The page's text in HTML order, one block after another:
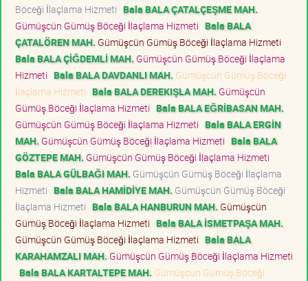
Böceği İlaçlama Hizmeti Bala BALA ÇATALÇEŞME MAH.
Gümüşcün Gümüş Böceği İlaçlama Hizmeti Bala BALA
ÇATALÖREN MAH. Gümüşcün Gümüş Böceği İlaçlama Hizmeti
Bala BALA ÇİĞDEMLİ MAH. Gümüşcün Gümüş Böceği İlaçlama
Hizmeti Bala BALA DAVDANLI MAH. Gümüşcün Gümüş Böceği
İlaçlama Hizmeti Bala BALA DEREKIŞLA MAH. Gümüşcün
Gümüş Böceği İlaçlama Hizmeti Bala BALA EĞRİBASAN MAH.
Gümüşcün Gümüş Böceği İlaçlama Hizmeti Bala BALA ERGİN
MAH. Gümüşcün Gümüş Böceği İlaçlama Hizmeti Bala BALA
GÖZTEPE MAH. Gümüşcün Gümüş Böceği İlaçlama Hizmeti
Bala BALA GÜLBAĞI MAH. Gümüşcün Gümüş Böceği İlaçlama
Hizmeti Bala BALA HAMİDİYE MAH. Gümüşcün Gümüş Böceği
İlaçlama Hizmeti Bala BALA HANBURUN MAH. Gümüşcün
Gümüş Böceği İlaçlama Hizmeti Bala BALA İSMETPAŞA MAH.
Gümüşcün Gümüş Böceği İlaçlama Hizmeti Bala BALA
KARAHAMZALI MAH. Gümüşcün Gümüş Böceği İlaçlama Hizmeti
Bala BALA KARTALTEPE MAH. Gümüşcün Gümüş Böceği